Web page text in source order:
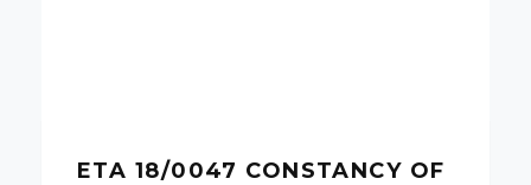
ETA 18/0047 CONSTANCY OF